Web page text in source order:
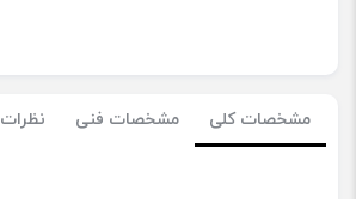
ک
مشخصات کلی مشخصات فنی نظرات